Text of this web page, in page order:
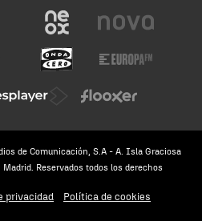
de Comunicación, S.A - A. Isla Graciosa
Madrid. Reservados todos los derechos
privacidad Política de cookies